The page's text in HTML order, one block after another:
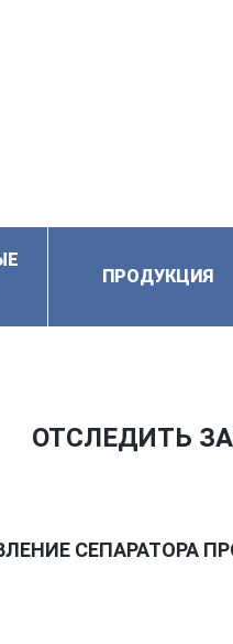
ПРОДУКЦИЯ
ОТСЛЕДИТЬ
СЕПАРАТОРА